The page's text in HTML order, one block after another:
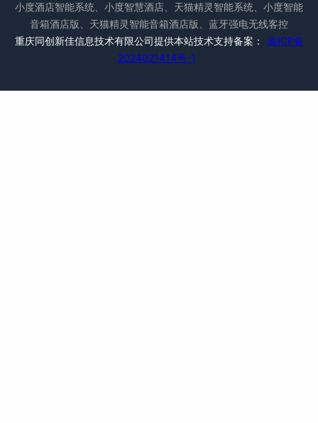
小度酒店智能系统、小度智慧酒店、天猫精灵智能系统、小度智能
音箱酒店版、天猫精灵智能音箱酒店版、蓝牙强电无线客控
重庆同创新佳信息技术有限公司提供本站技术支持备案：
渝ICP备
2024021414号-1